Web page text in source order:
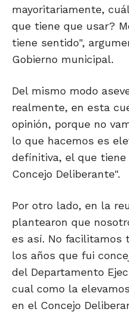
mayoritariamente,
que tiene que usar?
tiene sentido",
Gobierno municipal.
Del mismo modo
realmente, en esta
opinión, porque no
lo que hacemos es
definitiva, el que
Concejo Deliberante".
Por otro lado, en la
plantearon que
es así. No facilitamos
los años que fui
del Departamento
cual como la
en el Concejo